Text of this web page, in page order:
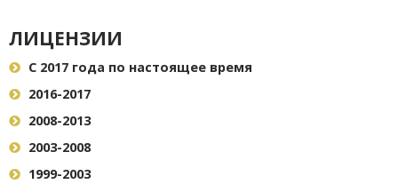
ЛИЦЕНЗИИ
С 2017 года по настоящее время
2016-2017
2008-2013
2003-2008
1999-2003